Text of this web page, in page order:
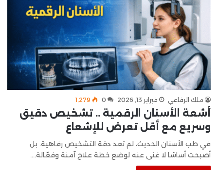
ملك الرفاعي فبراير 13, 2026 0 1٬279
أشعة الأسنان الرقمية .. تشخيص دقيق
وسريع مع أقل تعرض للإشعاع
في طب الأسنان الحديث، لم تعد دقة التشخيص رفاهية، بل
أصبحت أساسًا لا غنى عنه لوضع خطة علاج آمنة وفعّالة.…